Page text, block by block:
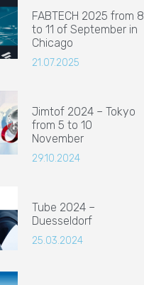
FABTECH 2025 from 8
to 11 of September in
Chicago
21.07.2025
Jimtof 2024 – Tokyo
from 5 to 10
November
29.10.2024
Tube 2024 –
Duesseldorf
25.03.2024